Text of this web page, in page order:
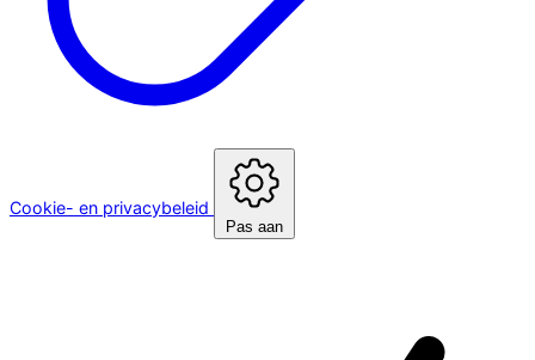
Cookie- en privacybeleid
Pas aan